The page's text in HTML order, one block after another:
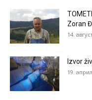
Zoran
14.
Izvor
19.